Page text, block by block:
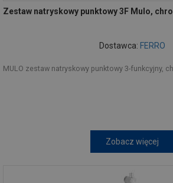
Zestaw natryskowy punktowy 3F Mulo,
Dostawca: FERRO
MULO zestaw natryskowy punktowy 3-funkcyjny,
Zobacz więcej